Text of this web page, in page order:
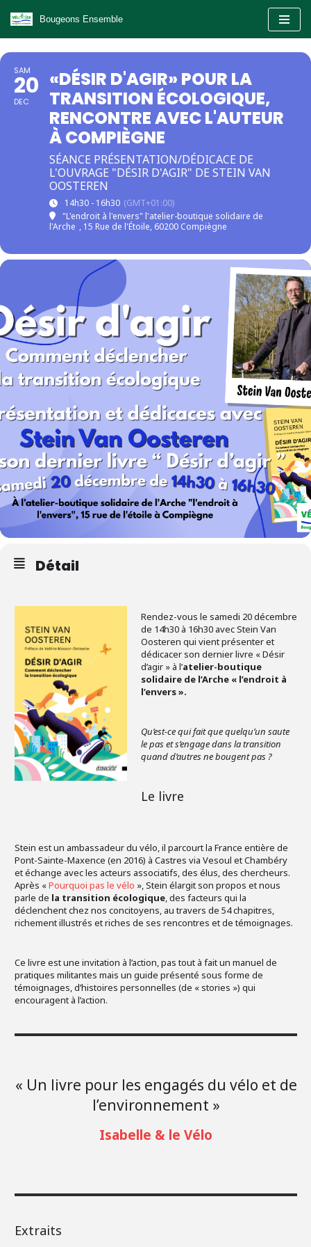
Aller
contenu
Bougeons Ensemble
SAM
20
DEC
«DÉSIR D'AGIR» POUR LA
TRANSITION ÉCOLOGIQUE,
RENCONTRE AVEC L'AUTEUR
À COMPIÈGNE
SÉANCE PRÉSENTATION/DÉDICACE DE
L'OUVRAGE "DÉSIR D'AGIR" DE STEIN VAN
OOSTEREN
14h30 - 16h30 (GMT+01:00)
"L'endroit à l'envers" l'atelier-boutique solidaire de
l'Arche , 15 Rue de l'Étoile, 60200 Compiègne
Détail
Rendez-vous le samedi 20 décembre
de 14h30 à 16h30 avec Stein Van
Oosteren qui vient présenter et
dédicacer son dernier livre « Désir
d’agir » à l’atelier-boutique
solidaire de l’Arche « l’endroit à
l’envers ».
Qu’est-ce qui fait que quelqu’un saute
le pas et s’engage dans la transition
quand d’autres ne bougent pas ?
Le livre
Stein est un ambassadeur du vélo, il parcourt la France entière de
Pont-Sainte-Maxence (en 2016) à Castres via Vesoul et Chambéry
et échange avec les acteurs associatifs, des élus, des chercheurs.
Après «Pourquoi pas le vélo », Stein élargit son propos et nous
parle de la transition écologique, des facteurs qui la
déclenchent chez nos concitoyens, au travers de 54 chapitres,
richement illustrés et riches de ses rencontres et de témoignages.
Ce livre est une invitation à l’action, pas tout à fait un manuel de
pratiques militantes mais un guide présenté sous forme de
témoignages, d’histoires personnelles (de « stories ») qui
encouragent à l’action.
« Un livre pour les engagés du vélo et de
l’environnement »
Isabelle & le Vélo
Extraits